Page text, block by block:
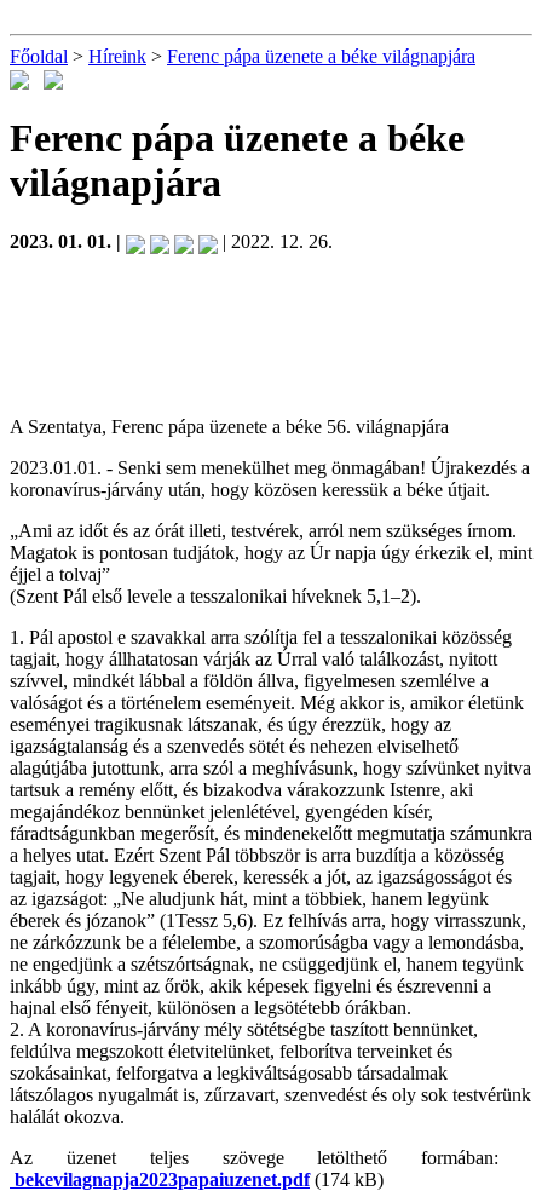
Főoldal > Híreink > Ferenc pápa üzenete a béke világnapjára
Ferenc pápa üzenete a béke
világnapjára
2023. 01. 01. | | 2022. 12. 26.
A Szentatya, Ferenc pápa üzenete a béke 56. világnapjára
2023.01.01. - Senki sem menekülhet meg önmagában! Újrakezdés a
koronavírus-járvány után, hogy közösen keressük a béke útjait.
„Ami az időt és az órát illeti, testvérek, arról nem szükséges írnom.
Magatok is pontosan tudjátok, hogy az Úr napja úgy érkezik el, mint
éjjel a tolvaj”
(Szent Pál első levele a tesszalonikai híveknek 5,1–2).
1. Pál apostol e szavakkal arra szólítja fel a tesszalonikai közösség
tagjait, hogy állhatatosan várják az Úrral való találkozást, nyitott
szívvel, mindkét lábbal a földön állva, figyelmesen szemlélve a
valóságot és a történelem eseményeit. Még akkor is, amikor életünk
eseményei tragikusnak látszanak, és úgy érezzük, hogy az
igazságtalanság és a szenvedés sötét és nehezen elviselhető
alagútjába jutottunk, arra szól a meghívásunk, hogy szívünket nyitva
tartsuk a remény előtt, és bizakodva várakozzunk Istenre, aki
megajándékoz bennünket jelenlétével, gyengéden kísér,
fáradtságunkban megerősít, és mindenekelőtt megmutatja számunkra
a helyes utat. Ezért Szent Pál többször is arra buzdítja a közösség
tagjait, hogy legyenek éberek, keressék a jót, az igazságosságot és
az igazságot: „Ne aludjunk hát, mint a többiek, hanem legyünk
éberek és józanok” (1Tessz 5,6). Ez felhívás arra, hogy virrasszunk,
ne zárkózzunk be a félelembe, a szomorúságba vagy a lemondásba,
ne engedjünk a szétszórtságnak, ne csüggedjünk el, hanem tegyünk
inkább úgy, mint az őrök, akik képesek figyelni és észrevenni a
hajnal első fényeit, különösen a legsötétebb órákban.
2. A koronavírus-járvány mély sötétségbe taszított bennünket,
feldúlva megszokott életvitelünket, felborítva terveinket és
szokásainkat, felforgatva a legkiváltságosabb társadalmak
látszólagos nyugalmát is, zűrzavart, szenvedést és oly sok testvérünk
halálát okozva.
Az üzenet teljes szövege letölthető formában:
bekevilagnapja2023papaiuzenet.pdf(174 kB)